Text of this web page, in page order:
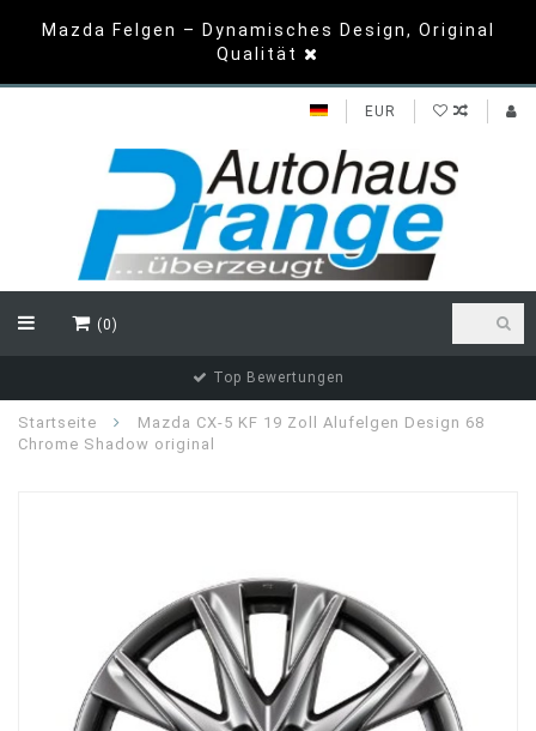
Mazda Felgen – Dynamisches Design, Original
Qualität
EUR
(0)
Top Bewertungen
Startseite
Mazda CX-5 KF 19 Zoll Alufelgen Design 68
Chrome Shadow original